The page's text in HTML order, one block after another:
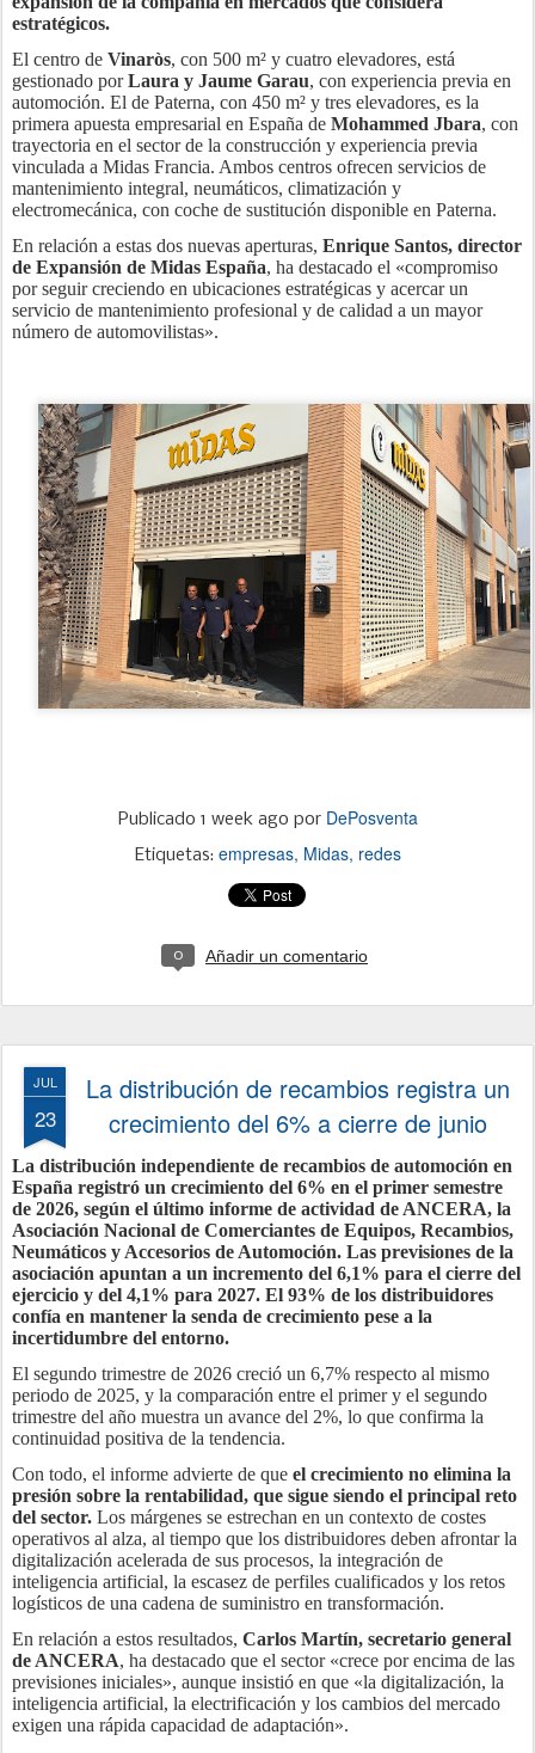
estratégicos.
El centro de Vinaròs, con 500 m² y cuatro elevadores, está
gestionado porLaura y Jaume Garau, con experiencia previa en
automoción. El de Paterna, con 450 m² y tres elevadores, es la
primera apuesta empresarial en España de Mohammed Jbara, con
trayectoria en el sector de la construcción y experiencia previa
vinculada a Midas Francia. Ambos centros ofrecen servicios de
mantenimiento integral, neumáticos, climatización y
electromecánica, con coche de sustitución disponible en Paterna.
En relación a estas dos nuevas aperturas, Enrique Santos, director
de Expansión de Midas España, ha destacado el «compromiso
por seguir creciendo en ubicaciones estratégicas y acercar un
servicio de mantenimiento profesional y de calidad a un mayor
número de automovilistas».
Publicado 1 week ago por DePosventa
Etiquetas: empresas Midas redes
0 Añadir un comentario
JUL
23
La distribución de recambios registra un
crecimiento del 6% a cierre de junio
La distribución independiente de recambios de automoción en
España registró un crecimiento del 6% en el primer semestre
de 2026, según el último informe de actividad de ANCERA, la
Asociación Nacional de Comerciantes de Equipos, Recambios,
Neumáticos y Accesorios de Automoción. Las previsiones de la
asociación apuntan a un incremento del 6,1% para el cierre del
ejercicio y del 4,1% para 2027. El 93% de los distribuidores
confía en mantener la senda de crecimiento pese a la
incertidumbre del entorno.
El segundo trimestre de 2026 creció un 6,7% respecto al mismo
periodo de 2025, y la comparación entre el primer y el segundo
trimestre del año muestra un avance del 2%, lo que confirma la
continuidad positiva de la tendencia.
Con todo, el informe advierte de que el crecimiento no elimina la
presión sobre la rentabilidad, que sigue siendo el principal reto
del sector. Los márgenes se estrechan en un contexto de costes
operativos al alza, al tiempo que los distribuidores deben afrontar la
digitalización acelerada de sus procesos, la integración de
inteligencia artificial, la escasez de perfiles cualificados y los retos
logísticos de una cadena de suministro en transformación.
En relación a estos resultados, Carlos Martín, secretario general
de ANCERA, ha destacado que el sector «crece por encima de las
previsiones iniciales», aunque insistió en que «la digitalización, la
inteligencia artificial, la electrificación y los cambios del mercado
exigen una rápida capacidad de adaptación».